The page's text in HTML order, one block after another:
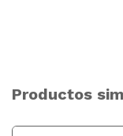
Productos